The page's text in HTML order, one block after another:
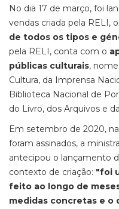
No dia 17 de março, foi
vendas criada pela RELI,
de todos os tipos e
pela RELI, conta com o
públicas culturais,
Cultura, da Imprensa
Biblioteca Nacional de
do Livro, dos Arquivos e
Em setembro de 2020,
foram assinados, a
antecipou o lançamento
contexto de criação: "foi
feito ao longo de
medidas concretas e o